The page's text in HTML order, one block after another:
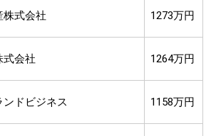
株式会社 1273万円
式会社 1264万円
ドビジネス 1158万円